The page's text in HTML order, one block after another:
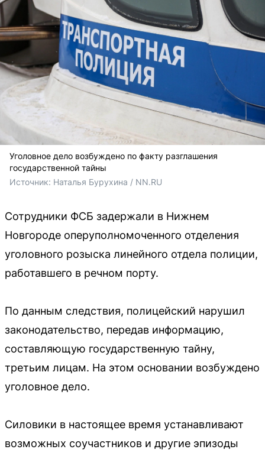
Уголовное дело возбуждено по факту разглашения
государственной тайны
Источник: Наталья Бурухина / NN.RU
Сотрудники ФСБ задержали в Нижнем
Новгороде оперуполномоченного отделения
уголовного розыска линейного отдела полиции,
работавшего в речном порту.
По данным следствия, полицейский нарушил
законодательство, передав информацию,
составляющую государственную тайну,
третьим лицам. На этом основании возбуждено
уголовное дело.
Силовики в настоящее время устанавливают
возможных соучастников и другие эпизоды